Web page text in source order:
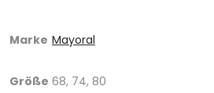
Marke Mayoral
Größe 68, 74, 80